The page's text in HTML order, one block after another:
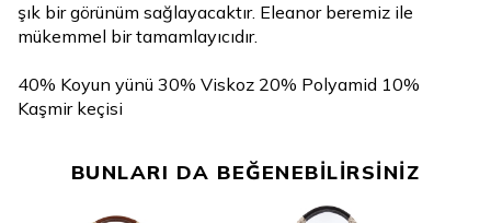
şık bir görünüm sağlayacaktır. Eleanor beremiz ile
mükemmel bir tamamlayıcıdır.
40% Koyun yünü 30% Viskoz 20% Polyamid 10%
Kaşmir keçisi
BUNLARI DA BEĞENEBİLİRSİNİZ